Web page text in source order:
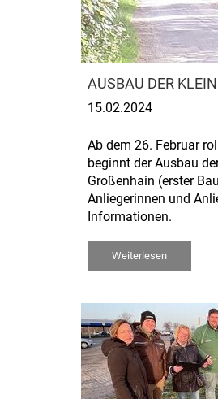
AUSBAU DER
15.02.2024
Ab dem 26. Februar
beginnt der Ausbau
Großenhain (erster
Anliegerinnen und
Informationen.
Weiterlesen